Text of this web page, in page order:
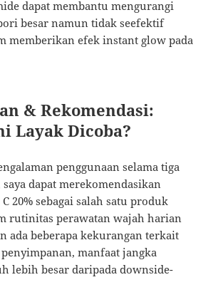
dapat membantu mengurangi
besar namun tidak seefektif
memberikan efek instant glow pada
& Rekomendasi:
Layak Dicoba?
penggunaan selama tiga
dapat merekomendasikan
20% sebagai salah satu produk
rutinitas perawatan wajah harian
ada beberapa kekurangan terkait
manfaat jangka
lebih besar daripada downside-